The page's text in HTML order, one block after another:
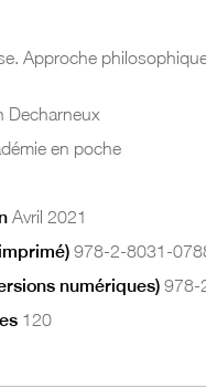
Approche
Decharneux
en poche
Avril 2021
978-2-8031-
numériques) 978-
120